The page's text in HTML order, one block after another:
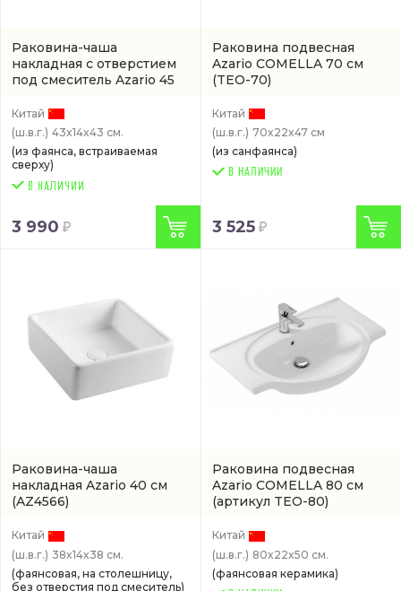
Раковина-чаша
накладная с отверстием
под смеситель Azario 45
Китай
(ш.в.г.) 43x14x43 см.
(из фаянса, встраиваемая
сверху)
3 990
Раковина подвесная
Azario COMELLA 70 см
(TEO-70)
Китай
(ш.в.г.) 70x22x47 см
(из санфаянса)
В НАЛИЧИИ
3 525
Раковина-чаша
накладная Azario 40 см
(AZ4566)
Китай
(ш.в.г.) 38x14x38 см.
(фаянсовая, на столешницу,
без отверстия под смеситель)
Раковина подвесная
Azario COMELLA 80 см
(артикул TEO-80)
Китай
(ш.в.г.) 80x22x50 см.
(фаянсовая керамика)